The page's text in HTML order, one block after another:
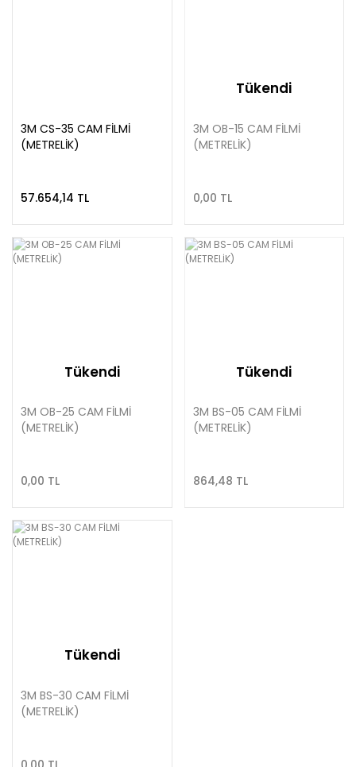
3M CS-35 CAM FİLMİ
(METRELİK)
57.654,14 TL
Tükendi
3M OB-15 CAM FİLMİ
(METRELİK)
0,00 TL
Tükendi
3M OB-25 CAM FİLMİ
(METRELİK)
0,00 TL
Tükendi
3M BS-05 CAM FİLMİ
(METRELİK)
864,48 TL
Tükendi
3M BS-30 CAM FİLMİ
(METRELİK)